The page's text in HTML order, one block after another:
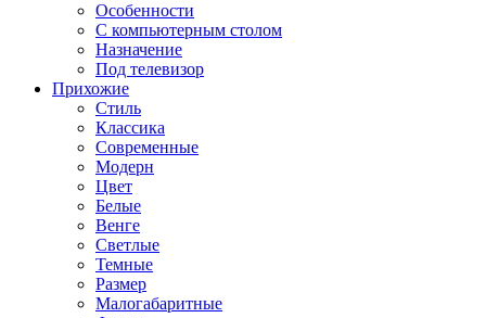
Особенности
С компьютерным столом
Назначение
Под телевизор
Прихожие
Стиль
Классика
Современные
Модерн
Цвет
Белые
Венге
Светлые
Темные
Размер
Малогабаритные